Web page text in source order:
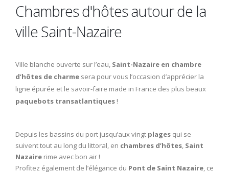
Chambres d'hôtes autour de la
ville Saint-Nazaire
Ville blanche ouverte sur l’eau, Saint-Nazaire en chambre
d’hôtes de charme sera pour vous l’occasion d’apprécier la
ligne épurée et le savoir-faire made in France des plus beaux
paquebots transatlantiques !
Depuis les bassins du port jusqu’aux vingt plages qui se
suivent tout au long du littoral, en chambres d’hôtes Saint
Nazaire rime avec bon air !
Profitez également de l’élégance du Pont de Saint Nazaire , ce